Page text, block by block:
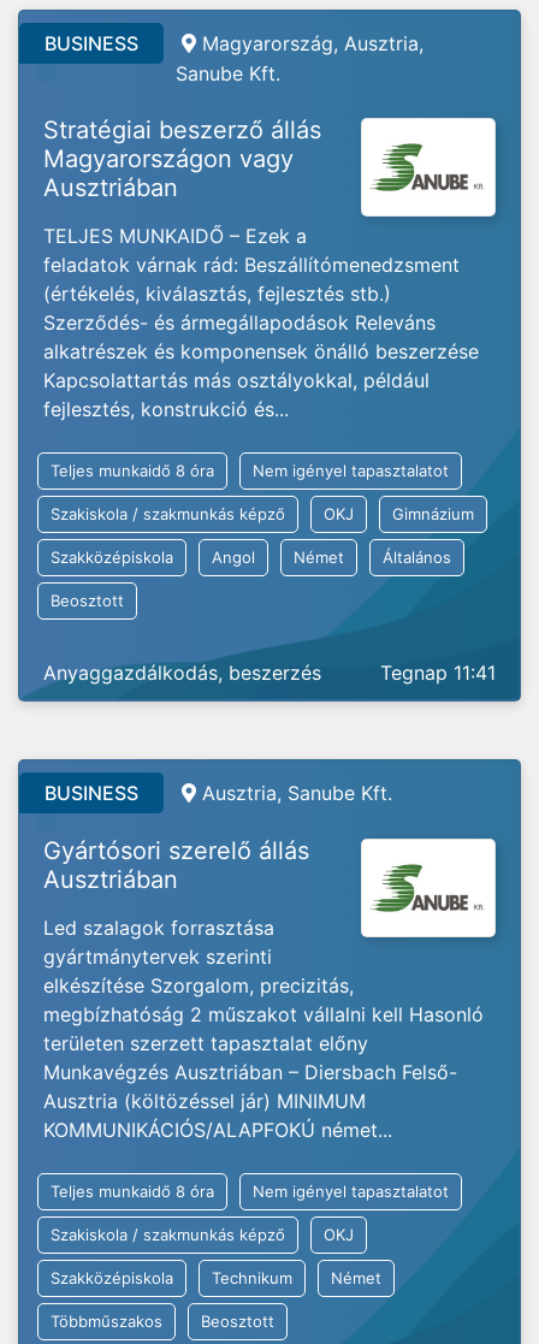
BUSINESS
Magyarország, Ausztria,
Sanube Kft.
Stratégiai beszerző állás
Magyarországon vagy
Ausztriában
TELJES MUNKAIDŐ – Ezek a
feladatok várnak rád: Beszállítómenedzsment
(értékelés, kiválasztás, fejlesztés stb.)
Szerződés- és ármegállapodások Releváns
alkatrészek és komponensek önálló beszerzése
Kapcsolattartás más osztályokkal, például
fejlesztés, konstrukció és...
Teljes munkaidő 8 óra Nem igényel tapasztalatot
Szakiskola / szakmunkás képző OKJ Gimnázium
Szakközépiskola Angol Német Általános
Beosztott
Anyaggazdálkodás, beszerzés Tegnap 11:41
BUSINESS Ausztria, Sanube Kft.
Gyártósori szerelő állás
Ausztriában
Led szalagok forrasztása
gyártmánytervek szerinti
elkészítése Szorgalom, precizitás,
megbízhatóság 2 műszakot vállalni kell Hasonló
területen szerzett tapasztalat előny
Munkavégzés Ausztriában – Diersbach Felső-
Ausztria (költözéssel jár) MINIMUM
KOMMUNIKÁCIÓS/ALAPFOKÚ német...
Teljes munkaidő 8 óra Nem igényel tapasztalatot
Szakiskola / szakmunkás képző OKJ
Szakközépiskola Technikum Német
Többműszakos Beosztott